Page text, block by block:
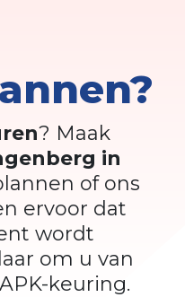
? Maak
in
of ons
ervoor dat
wordt
om u van
keuring.